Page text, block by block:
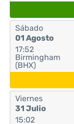
Sábado
01 Agosto
17:52
Birmingham
(BHX)
Viernes
31 Julio
15:02